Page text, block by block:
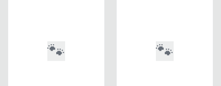
🐾 🐾